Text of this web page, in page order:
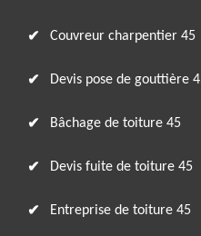
Couvreur charpentier 45
Devis pose de gouttière
Bâchage de toiture 45
Devis fuite de toiture 45
Entreprise de toiture 45